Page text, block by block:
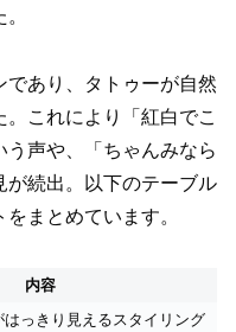
あり、タトゥーが自然
これにより「紅白でこ
声や、「ちゃんみなら
が続出。以下のテーブル
まとめています。
内容
っきり見えるスタイリング